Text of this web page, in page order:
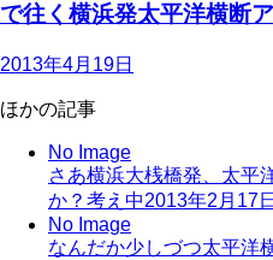
で往く横浜発太平洋横断
2013年4月19日
ほかの記事
No Image
さあ横浜大桟橋発、太平
か？考え中2013年2月17日
No Image
なんだか少しづつ太平洋